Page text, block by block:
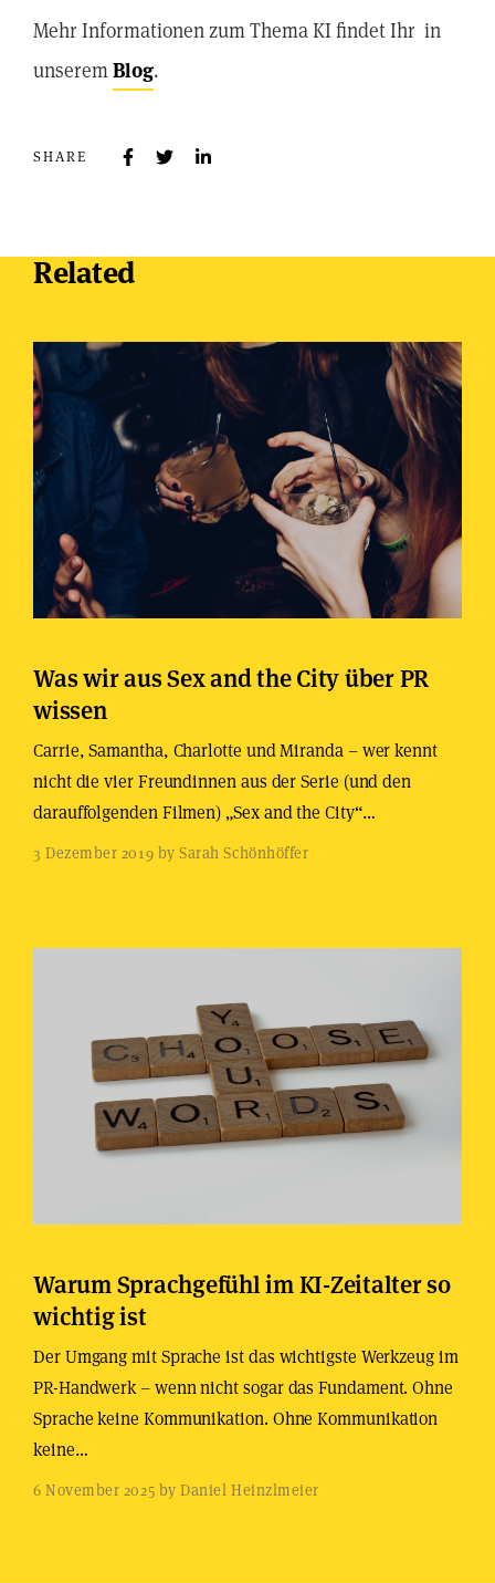
SHARE
Mehr Informationen zum Thema KI findet Ihr in
unseremBlog.
Related
Was wir aus Sex and the City über PR
wissen
Carrie, Samantha, Charlotte und Miranda – wer kennt
nicht die vier Freundinnen aus der Serie (und den
darauffolgenden Filmen) „Sex and the City“…
3 Dezember 2019 by Sarah Schönhöffer
Warum Sprachgefühl im KI-Zeitalter so
wichtig ist
Der Umgang mit Sprache ist das wichtigste Werkzeug im
PR-Handwerk – wenn nicht sogar das Fundament. Ohne
Sprache keine Kommunikation. Ohne Kommunikation
keine…
6 November 2025 by Daniel Heinzlmeier